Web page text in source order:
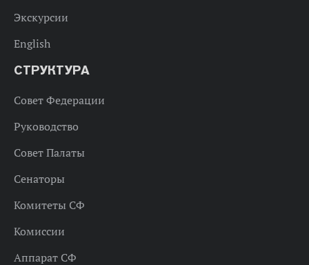
Экскурсии
English
СТРУКТУРА
Совет Федерации
Руководство
Совет Палаты
Сенаторы
Комитеты СФ
Комиссии
Аппарат СФ